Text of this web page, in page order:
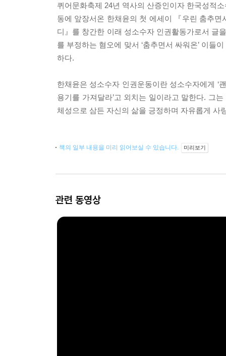
퀴어문화축제 24년 역사의 산증인이자 한국성적
동에 앞장서온 한채윤의 첫 에세이 『우린 춤추
디』를 창간한 이래 성소수자 인권활동가로서 글
를 부정하는 혐오에 맞서 ‘춤추면서 싸워온’ 이들
하다.
한채윤은 성소수자 인권운동이란 성소수자에게 ‘
용기를 가져달라’고 외치는 일이라고 말한다. 그
체성으로 삼든 자신의 삶을 긍정하며 자유롭게 사
책의 일부 내용을 미리 읽어보실 수 있습니다. 미리보기
관련 동영상